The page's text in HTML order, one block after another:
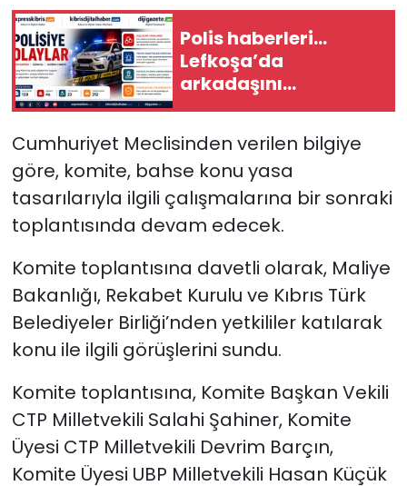
Polis haberleri…
Lefkoşa’da
arkadaşını
bıçaklayan şahıs
Cumhuriyet Meclisinden verilen bilgiye
göre, komite, bahse konu yasa
tasarılarıyla ilgili çalışmalarına bir sonraki
toplantısında devam edecek.
Komite toplantısına davetli olarak, Maliye
Bakanlığı, Rekabet Kurulu ve Kıbrıs Türk
Belediyeler Birliği’nden yetkililer katılarak
konu ile ilgili görüşlerini sundu.
Komite toplantısına, Komite Başkan Vekili
CTP Milletvekili Salahi Şahiner, Komite
Üyesi CTP Milletvekili Devrim Barçın,
Komite Üyesi UBP Milletvekili Hasan Küçük
Yazarlar